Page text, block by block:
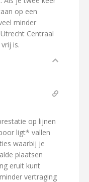
op een
minder
Centraal
is.
op lijnen
ligt* vallen
waarbij je
plaatsen
eruit kunt
vertraging